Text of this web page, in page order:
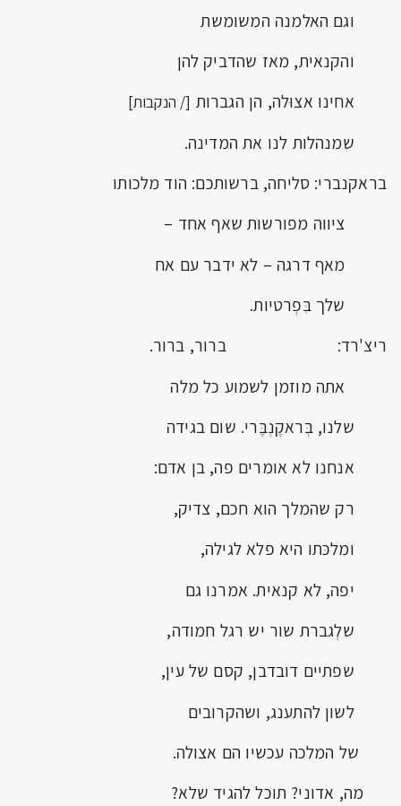
וגם האלמנה המשומשת
והקנאית, מאז שהדביק להן
אחינו אצוּלה, הן הגברות [/ הנקבות]
שמנהלות לנו את המדינה.
בראקנברי: סליחה, ברשותכם: הוד מלכותו
ציווה מפורשות שאף אחד –
מאף דרגה – לא ידבר עם אח
שלך בִּפְרטיות.
ריצ'רד: ברור, ברור.
אתה מוזמן לשמוע כל מלה
שלנו, בְּראקֶנְבֶּרי. שום בגידה
אנחנו לא אומרים פה, בן אדם:
רק שהמלך הוא חכם, צדיק,
ומלכּתו היא פלא לגילה,
יפה, לא קנאית. אמרנו גם
שלְגברת שור יש רגל חמודה,
שפתיים דובדבן, קסם של עין,
לשון להתענג, ושהקרובים
של המלכה עכשיו הם אצולה.
מה, אדוני? תוכל להגיד שלא?